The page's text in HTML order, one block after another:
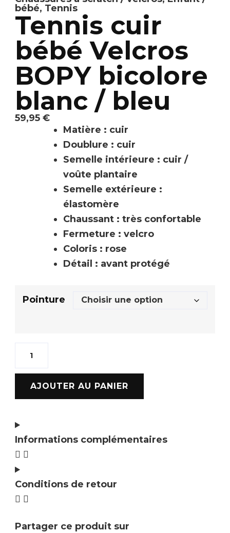
bébé, Tennis
Tennis cuir
bébé Velcros
BOPY bicolore
blanc / bleu
59,95 €
Matière : cuir
Doublure : cuir
Semelle intérieure : cuir /
voûte plantaire
Semelle extérieure :
élastomère
Chaussant : très confortable
Fermeture : velcro
Coloris : rose
Détail : avant protégé
Pointure
AJOUTER AU PANIER
Informations complémentaires
Conditions de retour
Partager ce produit sur